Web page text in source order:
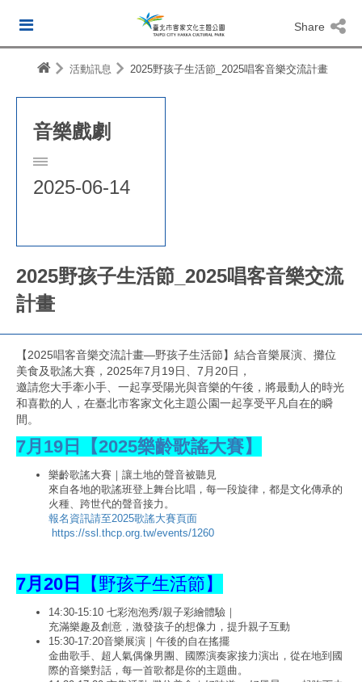
Share
活動訊息 2025野孩子生活節_2025唱客音樂交流計畫
音樂戲劇
2025-06-14
2025野孩子生活節_2025唱客音樂交流
計畫
【2025唱客音樂交流計畫—野孩子生活節】結合音樂展演、攤位
美食及歌謠大賽，2025年7月19日、7月20日，
邀請您大手牽小手、一起享受陽光與音樂的午後，將最動人的時光
和喜歡的人，在臺北市客家文化主題公園一起享受平凡自在的瞬
間。
7月19日【2025樂齡歌謠大賽】
樂齡歌謠大賽｜讓土地的聲音被聽見
來自各地的歌謠班登上舞台比唱，每一段旋律，都是文化傳承的
火種、跨世代的聲音接力。
報名資訊請至2025歌謠大賽頁面
https://ssl.thcp.org.tw/events/1260
7月20日 【野孩子生活節】
14:30-15:10 七彩泡泡秀/親子彩繪體驗｜
充滿樂趣及創意，激發孩子的想像力，提升親子互動
15:30-17:20音樂展演｜午後的自在搖擺
金曲歌手、超人氣偶像男團、國際演奏家接力演出，從在地到國
際的音樂對話，每一首歌都是你的主題曲。